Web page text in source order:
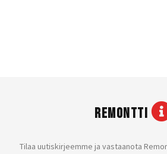
REMONTTI
Tilaa uutiskirjeemme ja vastaanota